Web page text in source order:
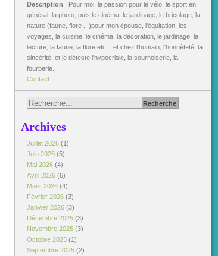
Description : Pour moi, la passion pour lé vélo, le sport en
général, la photo, puis le cinéma, le jardinage, le bricolage, la
nature (faune, flore ...)pour mon épouse, l'équitation, les
voyages, la cuisine, le cinéma, la décoration, le jardinage, la
lecture, la faune, la flore etc... et chez l'humain, l'honnêteté, la
sincérité, et je déteste l'hypocrisie, la sournoiserie, la
fourberie...
Contact
Archives
Juillet 2026 (1)
Juin 2026 (5)
Mai 2026 (4)
Avril 2026 (6)
Mars 2026 (4)
Février 2026 (3)
Janvier 2026 (3)
Décembre 2025 (3)
Novembre 2025 (3)
Octobre 2025 (1)
Septembre 2025 (2)